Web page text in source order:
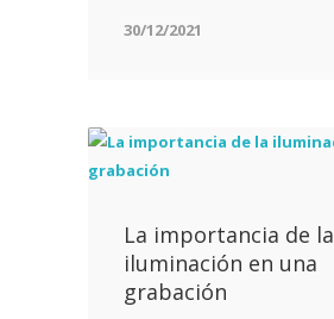
30/12/2021
La importancia de la
iluminación en una
grabación